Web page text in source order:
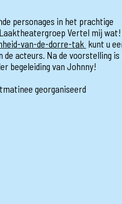
personages in het prachtige
Vertel mij wat!
van-de-dorre-tak kunt u
acteurs. Na de voorstelling is
begeleiding van Johnny!
georganiseerd